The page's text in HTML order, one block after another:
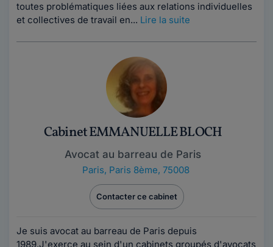
toutes problématiques liées aux relations individuelles
et collectives de travail en... Lire la suite
Cabinet EMMANUELLE BLOCH
Avocat au barreau de Paris
Paris, Paris 8ème, 75008
Contacter ce cabinet
Je suis avocat au barreau de Paris depuis
1989.J'exerce au sein d'un cabinets groupés d'avocats